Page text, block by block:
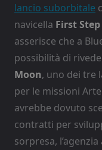
lancio suborbitale
navicella First Step
asserisce che a
possibilità di
Moon, uno dei tre
per le missioni
avrebbe dovuto
contratti per
sorpresa,